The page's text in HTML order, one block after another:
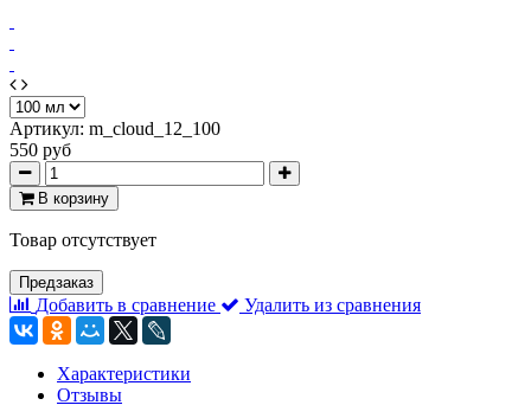
Артикул: m_cloud_12_100
550 руб
В корзину
Товар отсутствует
Предзаказ
Добавить в сравнение Удалить из сравнения
Характеристики
Отзывы